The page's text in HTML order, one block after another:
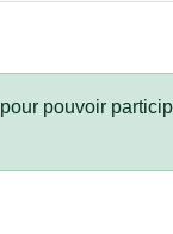
pour pouvoir